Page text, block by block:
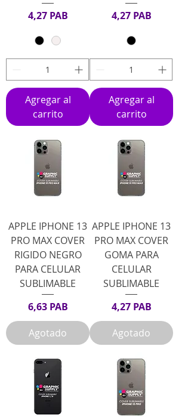
Precio
4,27 PAB
Agregar al
carrito
Precio
4,27 PAB
Agregar al
carrito
APPLE IPHONE 13
PRO MAX COVER
RIGIDO NEGRO
PARA CELULAR
SUBLIMABLE
Precio
6,63 PAB
Agotado
APPLE IPHONE 13
PRO MAX COVER
GOMA PARA
CELULAR
SUBLIMABLE
Precio
4,27 PAB
Agotado